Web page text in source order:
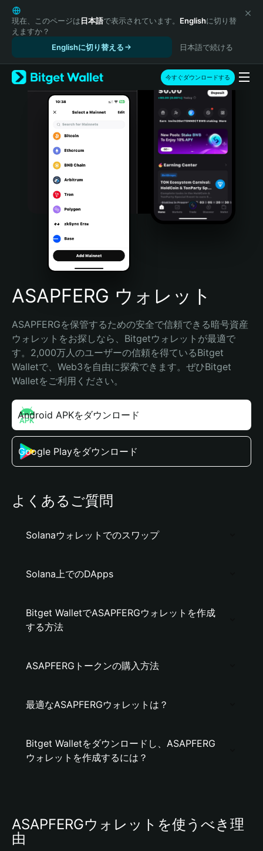
English
日本語
Tiếng Việt
Español (Latinoamérica)
Türkçe
Italiano
Português (Portugal)
Bahasa Indonesia
Português (Brasil)
Español (Argentina)
現在、このページは日本語で表示されています。 Englishに切り替
えますか？
Englishに切り替える
日本語で続ける
今すぐダウンロードする
ASAPFERG ウォレット
ASAPFERGを保管するための安全で信頼できる暗号資産
ウォレットをお探しなら、Bitgetウォレットが最適で
す。2,000万人のユーザーの信頼を得ているBitget
Walletで、Web3を自由に探索できます。ぜひBitget
Walletをご利用ください。
Android APKをダウンロード
Google Playをダウンロード
よくあるご質問
Solanaウォレットでのスワップ
Solana上でのDApps
Bitget WalletでASAPFERGウォレットを作成
する方法
ASAPFERGトークンの購入方法
最適なASAPFERGウォレットは？
Bitget Walletをダウンロードし、ASAPFERG
ウォレットを作成するには？
ASAPFERGウォレットを使うべき理
由